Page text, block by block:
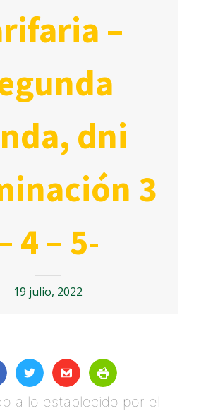
–
dni
3
4 – 5-
19 julio, 2022
a lo establecido por el